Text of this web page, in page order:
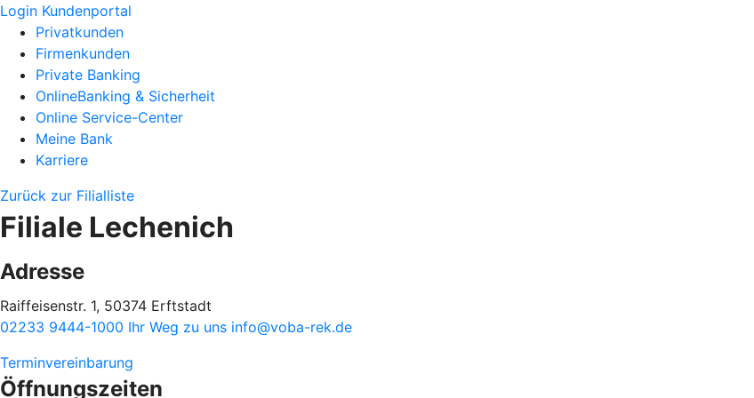
Login Kundenportal
Privatkunden
Firmenkunden
Private Banking
OnlineBanking & Sicherheit
Online Service-Center
Meine Bank
Karriere
Zurück zur Filialliste
Filiale Lechenich
Adresse
Raiffeisenstr. 1, 50374 Erftstadt
02233 9444-1000 Ihr Weg zu uns info@voba-rek.de
Terminvereinbarung
Öffnungszeiten